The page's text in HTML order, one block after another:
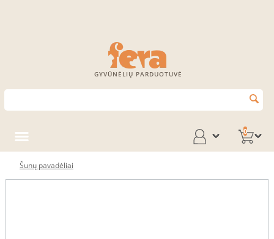
GYVŪNĖLIŲ PARDUOTUVĖ
0
Šunų pavadėliai